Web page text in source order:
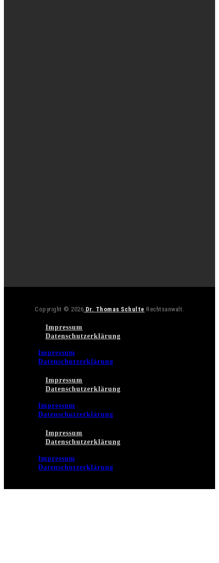
Copyright © 2026 Dr. Thomas Schulte Rechtsanwalt.
Impressum
Datenschutzerklärung
Impressum
Datenschutzerklärung
Impressum
Datenschutzerklärung
Impressum
Datenschutzerklärung
Impressum
Datenschutzerklärung
Impressum
Datenschutzerklärung